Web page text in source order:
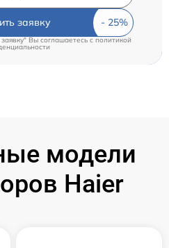
заявку
Вы соглашаетесь cполитикой
модели
Haier